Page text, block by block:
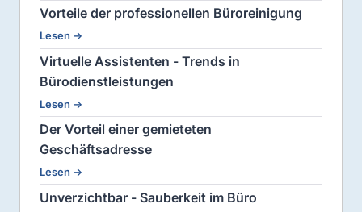
Vorteile der professionellen Büroreinigung
Lesen →
Virtuelle Assistenten - Trends in
Bürodienstleistungen
Lesen →
Der Vorteil einer gemieteten
Geschäftsadresse
Lesen →
Unverzichtbar - Sauberkeit im Büro